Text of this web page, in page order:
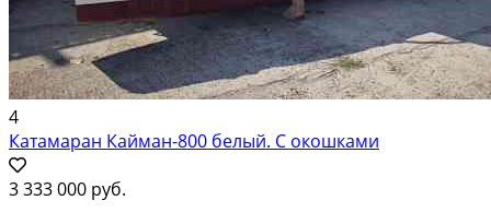
4
Катамаран Кайман-800 белый. С окошками
3 333 000 руб.